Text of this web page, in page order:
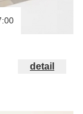
detail